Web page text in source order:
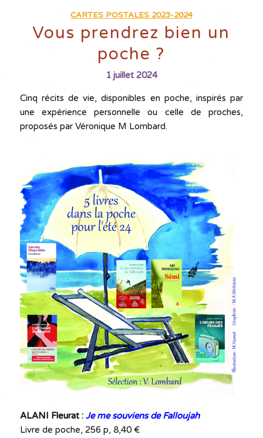
CARTES POSTALES 2023-2024
Vous prendrez bien un
poche ?
1 juillet 2024
Cinq récits de vie, disponibles en poche, inspirés par
une expérience personnelle ou celle de proches,
proposés par Véronique M Lombard.
ALANI Fleurat :Je me souviens de Falloujah
Livre de poche, 256 p, 8,40 €